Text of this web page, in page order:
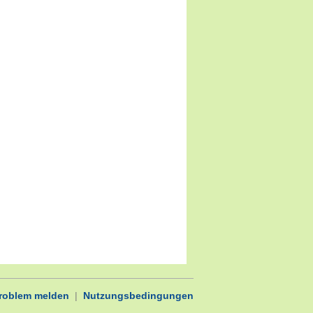
melden | Nutzungsbedingungen